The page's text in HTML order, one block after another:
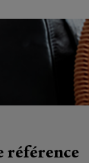
référence